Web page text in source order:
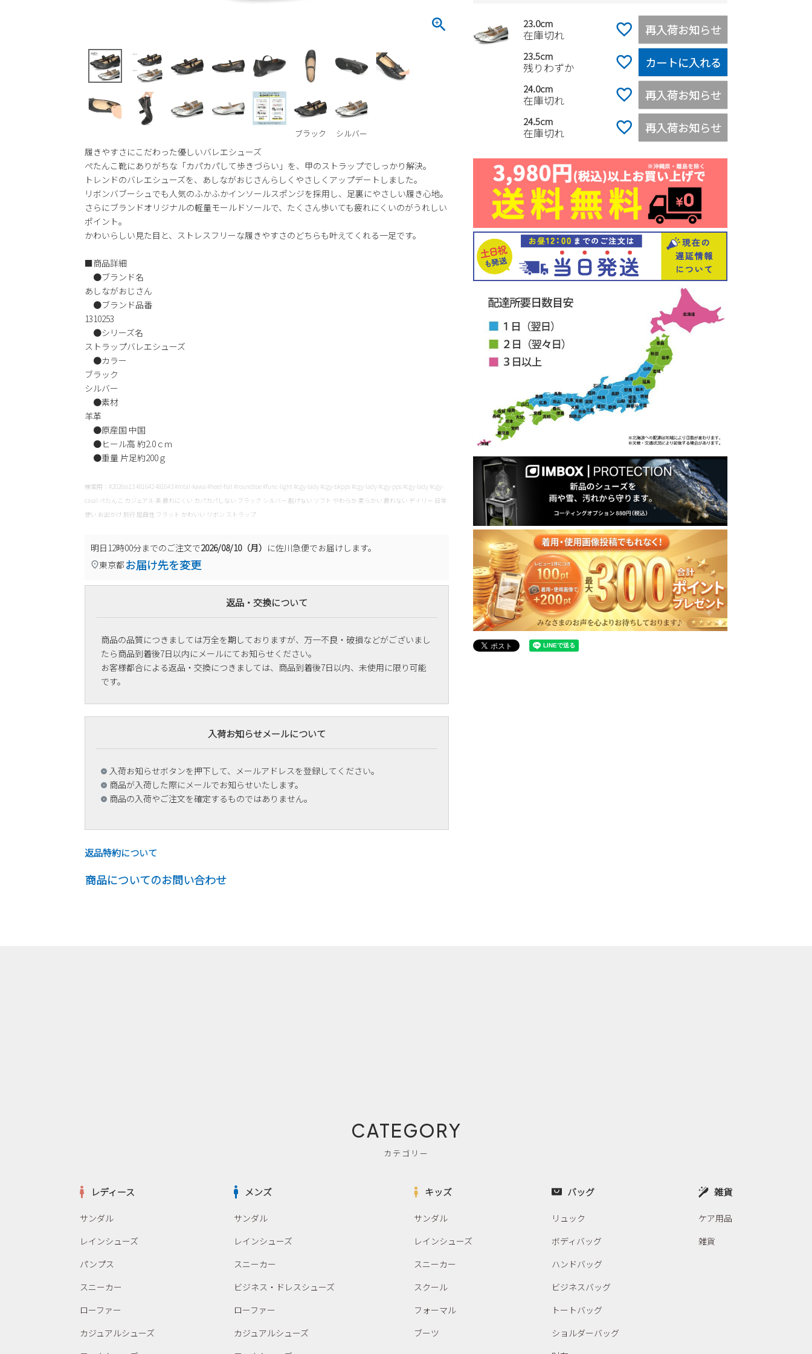
ブラック シルバー
履きやすさにこだわった優しいバレエシューズ
ぺたんこ靴にありがちな「カパカパして歩きづらい」を、甲のストラップでしっかり解決。
トレンドのバレエシューズを、あしながおじさんらしくやさしくアップデートしました。
リボンバブーシュでも人気のふかふかインソールスポンジを採用し、足裏にやさしい履き心地。
さらにブランドオリジナルの軽量モールドソールで、たくさん歩いても疲れにくいのがうれしい
ポイント。
かわいらしい見た目と、ストレスフリーな履きやすさのどちらも叶えてくれる一足です。
■商品詳細
●ブランド名
あしながおじさん
●ブランド品番
1310253
●シリーズ名
ストラップバレエシューズ
●カラー
ブラック
シルバー
●素材
羊革
●原産国 中国
●ヒール高 約2.0ｃｍ
●重量 片足約200ｇ
検索用：#2026ss13 481642 481643 #mtal-kawa #heel-flat #roundtoe #func-light #cgy-lady #cgy-bkpps #cgy-lady #cgy-pps #cgy-lady #cgy-
casal ぺたんこ カジュアル 楽 疲れにくい カパカパしない ブラック シルバー 脱げない ソフト やわらか 柔らかい 疲れない デイリー 日常
使い お出かけ 旅行 屈曲性 フラット かわいい リボン ストラップ
明日12時00分までのご注文で2026/08/10（月） に佐川急便でお届けします。
東京都 お届け先を変更
返品・交換について
商品の品質につきましては万全を期しておりますが、万一不良・破損などがございまし
たら商品到着後7日以内にメールにてお知らせください。
お客様都合による返品・交換につきましては、商品到着後7日以内、未使用に限り可能
です。
入荷お知らせメールについて
入荷お知らせボタンを押下して、メールアドレスを登録してください。
商品が入荷した際にメールでお知らせいたします。
商品の入荷やご注文を確定するものではありません。
返品特約について
商品についてのお問い合わせ
23.0cm
在庫切れ 再入荷お知らせ
23.5cm
残りわずか カートに入れる
24.0cm
在庫切れ 再入荷お知らせ
24.5cm
在庫切れ 再入荷お知らせ
CATEGORY
カテゴリー
レディース
サンダル
レインシューズ
パンプス
スニーカー
ローファー
カジュアルシューズ
メンズ
サンダル
レインシューズ
スニーカー
ビジネス・ドレスシューズ
ローファー
カジュアルシューズ
キッズ
サンダル
レインシューズ
スニーカー
スクール
フォーマル
ブーツ
バッグ
リュック
ボディバッグ
ハンドバッグ
ビジネスバッグ
トートバッグ
ショルダーバッグ
雑貨
ケア用品
雑貨